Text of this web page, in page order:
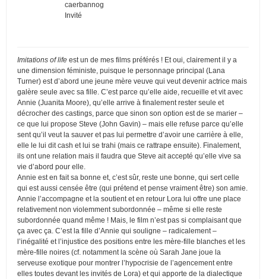
caerbannog
Invité
Imitations of life est un de mes films préférés ! Et oui, clairement il y a
une dimension féministe, puisque le personnage principal (Lana
Turner) est d’abord une jeune mère veuve qui veut devenir actrice mais
galère seule avec sa fille. C’est parce qu’elle aide, recueille et vit avec
Annie (Juanita Moore), qu’elle arrive à finalement rester seule et
décrocher des castings, parce que sinon son option est de se marier –
ce que lui propose Steve (John Gavin) – mais elle refuse parce qu’elle
sent qu’il veut la sauver et pas lui permettre d’avoir une carrière à elle,
elle le lui dit cash et lui se trahi (mais ce rattrape ensuite). Finalement,
ils ont une relation mais il faudra que Steve ait accepté qu’elle vive sa
vie d’abord pour elle.
Annie est en fait sa bonne et, c’est sûr, reste une bonne, qui sert celle
qui est aussi censée être (qui prétend et pense vraiment être) son amie.
Annie l’accompagne et la soutient et en retour Lora lui offre une place
relativement non violemment subordonnée – même si elle reste
subordonnée quand même ! Mais, le film n’est pas si complaisant que
ça avec ça. C’est la fille d’Annie qui souligne – radicalement –
l’inégalité et l’injustice des positions entre les mère-fille blanches et les
mère-fille noires (cf. notamment la scène où Sarah Jane joue la
serveuse exotique pour montrer l’hypocrisie de l’agencement entre
elles toutes devant les invités de Lora) et qui apporte de la dialectique